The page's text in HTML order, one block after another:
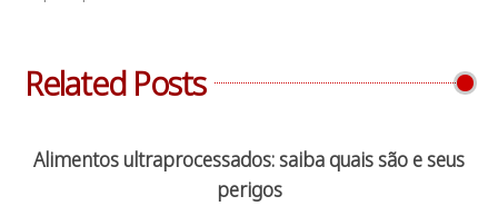
Related Posts
Alimentos ultraprocessados: saiba quais são e seus
perigos